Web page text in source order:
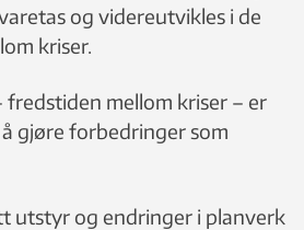
og videreutvikles i de
kriser.
mellom kriser – er
gjøre forbedringer som
utstyr og endringer i planverk